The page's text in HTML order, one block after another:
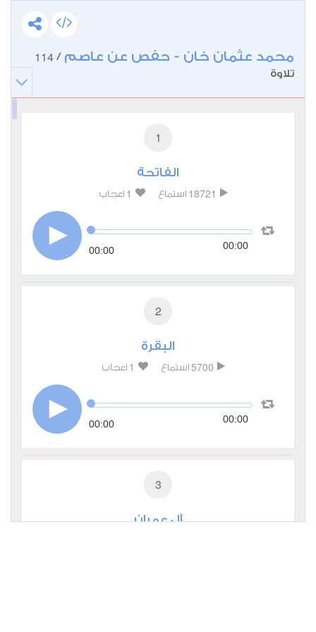
محمد عثمان خان - حفص عن عاصم /
114
تلاوة
1
الفاتحة
18721 استماع 1 اعجاب
00:00 00:00
2
البقرة
5700 استماع 1 اعجاب
00:00 00:00
3
آل عمران